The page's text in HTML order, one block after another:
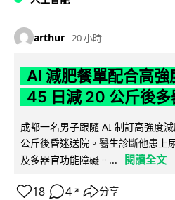
arthur 20 小時
AI 減肥餐單配合高
45 日減 20 公斤後多
成都一名男子跟隨 AI 制訂高強度
公斤後昏迷送院。醫生診斷他患上
及多器官功能障礙。...
閱讀全文
18 4 ↗ 分享